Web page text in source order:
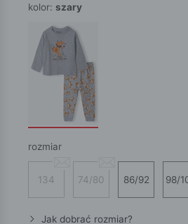
kolor: szary
rozmiar
134 74/80 86/92 98/
Jak dobrać rozmiar?